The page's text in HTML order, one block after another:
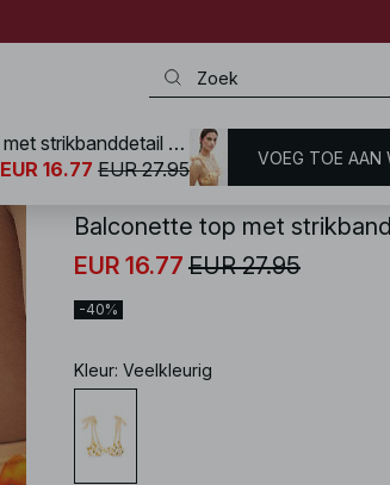
NA-KD / Zwemkleding Bikini's / Bikinitops /
Balconette top met
EUR 16.77 EUR 27.95
-40%
Kleur: Veelkleurig
Balconette top met strikbanddetail en print
EUR 16.77 EUR 27.95 VOEG TOE AAN